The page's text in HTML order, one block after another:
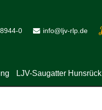
0 info@ljv-rlp.de
LJV-Saugatter Hunsrück